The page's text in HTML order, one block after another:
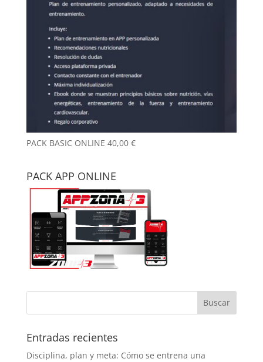
PACK BASIC ONLINE 40,00 €
PACK APP ONLINE
Entradas recientes
Disciplina, plan y meta: Cómo se entrena una